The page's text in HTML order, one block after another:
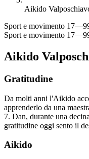
Aikido
Sport e movimento
Sport e movimento
Aikido
Gratitudine
Da molti anni l'Aikido
apprenderlo da una
7. Dan, durante una
gratitudine oggi sento il
Aikido